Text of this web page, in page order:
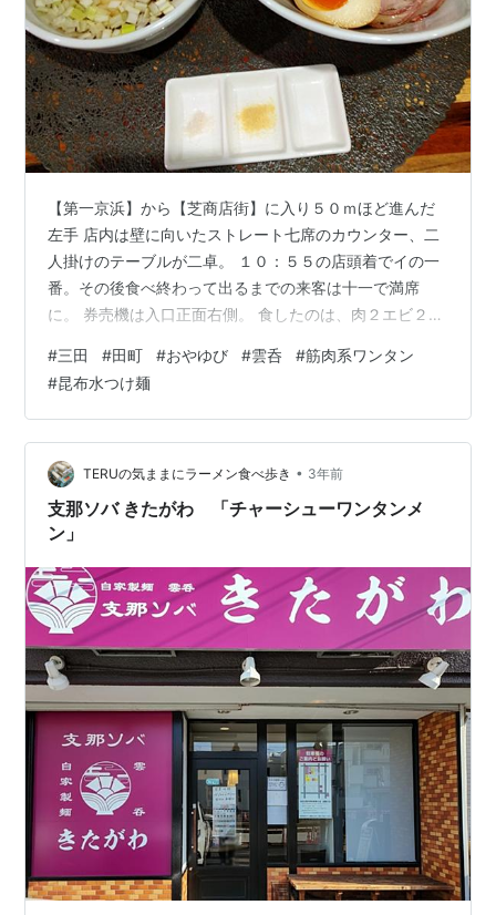
【第一京浜】から【芝商店街】に入り５０ｍほど進んだ
左手 店内は壁に向いたストレート七席のカウンター、二
人掛けのテーブルが二卓。 １０：５５の店頭着でイの一
番。その後食べ終わって出るまでの来客は十一で満席
に。 券売機は入口正面右側。 食したのは、肉２エビ２ワ
布水つけ麺、で」とお願いする。 しお山椒しょうゆ山椒
しおしょうゆ昆布水つけ麺からの選択制。 「茹で時間が
６分ほど掛かります」との声掛けあり。 ８分ほどの待ち
で、先ずは三種の塩が供される。 最近、多いよね、この
パターン。 岩塩柚子塩藻塩だったかしら。 そこから一拍
あってつけ汁が、更に遅れて麺…
#三田 #田町 #おやゆび #雲呑 #筋肉系ワンタン
#昆布水つけ麺
TERUの気ままにラーメン食べ歩き • 3年前
支那ソバ きたがわ 「チャーシューワンタンメ
ン」